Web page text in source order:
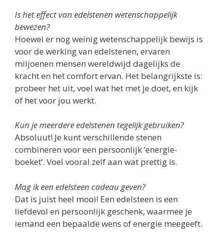
Is het effect van edelstenen wetenschappelijk
bewezen?
Hoewel er nog weinig wetenschappelijk bewijs is
voor de werking van edelstenen, ervaren
miljoenen mensen wereldwijd dagelijks de
kracht en het comfort ervan. Het belangrijkste is:
probeer het uit, voel wat het met je doet, en kijk
of het voor jou werkt.
Kun je meerdere edelstenen tegelijk gebruiken?
Absoluut! Je kunt verschillende stenen
combineren voor een persoonlijk ‘energie-
boeket’. Voel vooral zelf aan wat prettig is.
Mag ik een edelsteen cadeau geven?
Dat is juist heel mooi! Een edelsteen is een
liefdevol en persoonlijk geschenk, waarmee je
iemand een bepaalde wens of energie meegeeft.